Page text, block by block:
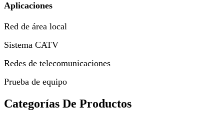
Aplicaciones
Red de área local
Sistema CATV
Redes de telecomunicaciones
Prueba de equipo
Categorías De Productos